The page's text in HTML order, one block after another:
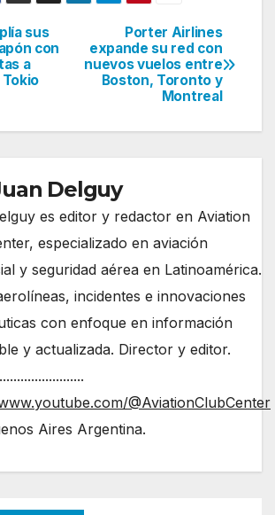
Porter Airlines
expande su red con
nuevos vuelos entre
Boston, Toronto y
Montreal
sus
con
a
Delguy
es editor y redactor en Aviation
especializado en aviación
y seguridad aérea en Latinoamérica.
incidentes e innovaciones
con enfoque en información
y actualizada. Director y editor.
@AviationClubCenter
Aires Argentina.